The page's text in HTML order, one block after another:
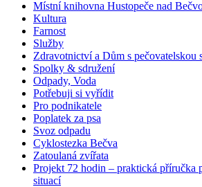
Místní knihovna Hustopeče nad
Kultura
Farnost
Služby
Zdravotnictví a Dům s pečovatelskou
Spolky & sdružení
Odpady, Voda
Potřebuji si vyřídit
Pro podnikatele
Poplatek za psa
Svoz odpadu
Cyklostezka Bečva
Zatoulaná zvířata
Projekt 72 hodin – praktická příručka
situací